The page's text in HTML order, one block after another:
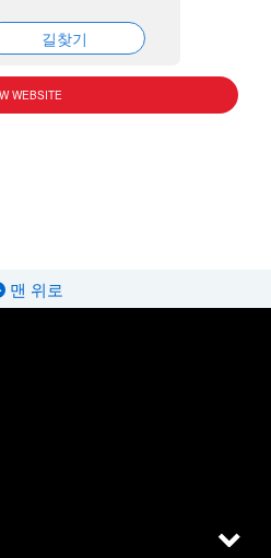
길찾기
WEBSITE
맨 위로